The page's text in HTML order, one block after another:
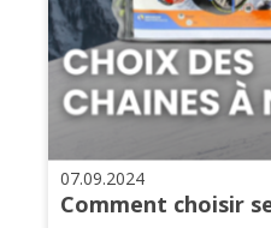
07.09.2024
Comment choisir